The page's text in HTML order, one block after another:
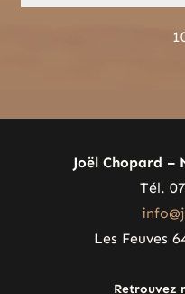
Joël Chopard –
Tél.
Les Feuves
Retrouvez